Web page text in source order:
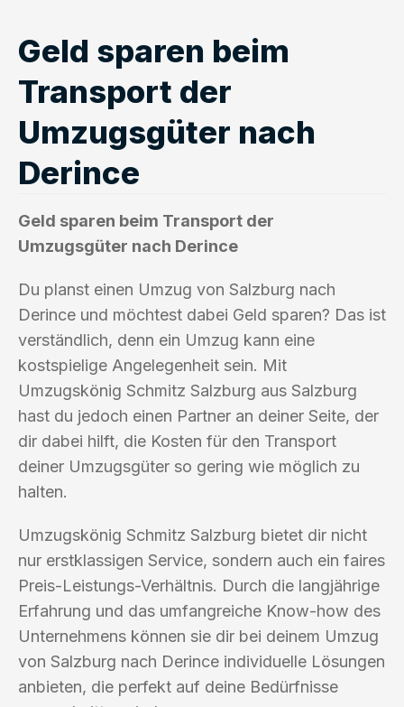
Geld sparen beim
Transport der
Umzugsgüter nach
Derince
Geld sparen beim Transport der
Umzugsgüter nach Derince
Du planst einen Umzug von Salzburg nach
Derince und möchtest dabei Geld sparen? Das ist
verständlich, denn ein Umzug kann eine
kostspielige Angelegenheit sein. Mit
Umzugskönig Schmitz Salzburg aus Salzburg
hast du jedoch einen Partner an deiner Seite, der
dir dabei hilft, die Kosten für den Transport
deiner Umzugsgüter so gering wie möglich zu
halten.
Umzugskönig Schmitz Salzburg bietet dir nicht
nur erstklassigen Service, sondern auch ein faires
Preis-Leistungs-Verhältnis. Durch die langjährige
Erfahrung und das umfangreiche Know-how des
Unternehmens können sie dir bei deinem Umzug
von Salzburg nach Derince individuelle Lösungen
anbieten, die perfekt auf deine Bedürfnisse